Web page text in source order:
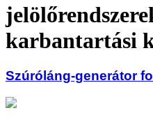
karbantartási
Szúróláng-generátor